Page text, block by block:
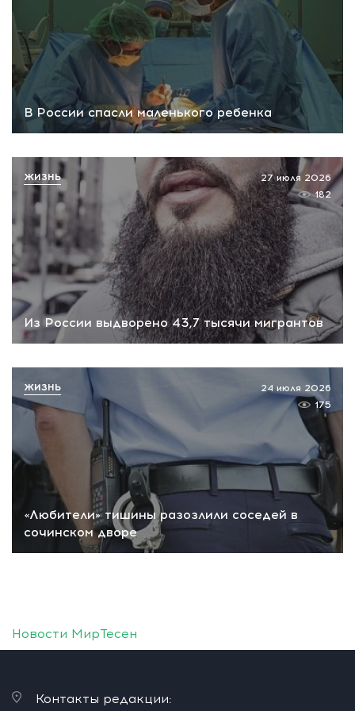
В России спасли маленького ребенка
Из России выдворено 43,7 тысячи мигрантов
27 июля 2026
182
ЖИЗНЬ
«Любители» тишины разозлили соседей в
сочинском дворе
24 июля 2026
175
ЖИЗНЬ
Новости МирТесен
Контакты редакции: